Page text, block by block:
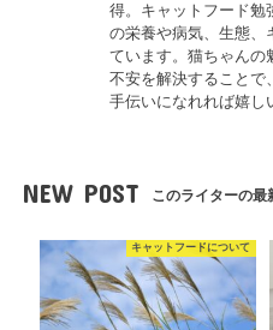
得。キャットフード勉
の栄養や病気、生態、
ています。猫ちゃんの
不安を解決することで
手伝いになれれば嬉し
NEW POST このライターの最
キャットフードについて